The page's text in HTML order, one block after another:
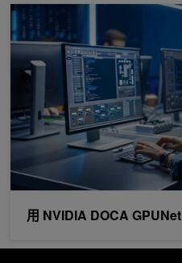
用 NVIDIA DOCA
用 NVIDIA DOCA GPUNetIO